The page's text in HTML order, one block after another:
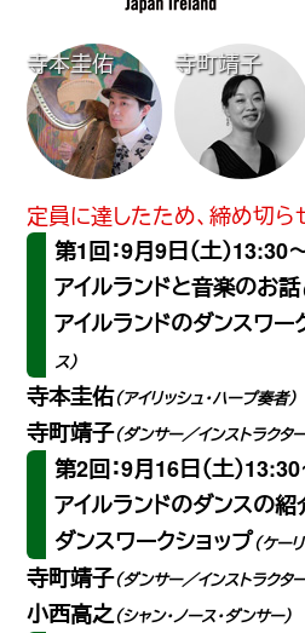
寺本圭佑
寺町靖子
定員に達したため、締め切ら
第1回：9月9日（土）13:30
アイルランドと音楽のお話
アイルランドのダンスワー
ス）
寺本圭佑（アイリッシュ・ハープ奏者）
寺町靖子（ダンサー／インストラクタ
第2回：9月16日（土）
アイルランドのダンスの紹
ダンスワークショップ（ケー
寺町靖子（ダンサー／インストラクタ
小西高之（シャン・ノース・ダンサー）